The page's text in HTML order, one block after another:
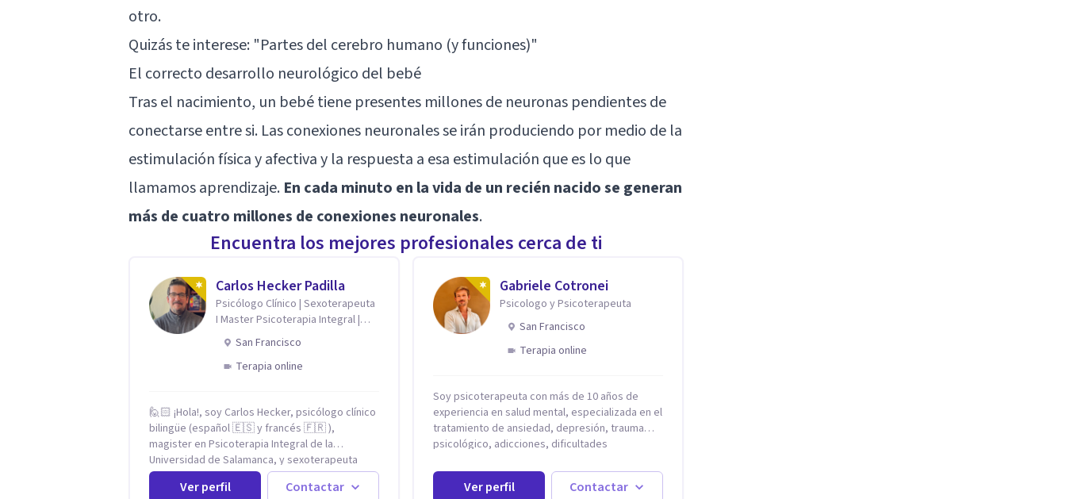
otro.
Quizás te interese: "Partes del cerebro humano (y funciones)"
El correcto desarrollo neurológico del bebé
Tras el nacimiento, un bebé tiene presentes millones de neuronas pendientes de
conectarse entre si. Las conexiones neuronales se irán produciendo por medio de la
estimulación física y afectiva y la respuesta a esa estimulación que es lo que
llamamos aprendizaje. En cada minuto en la vida de un recién nacido se generan
más de cuatro millones de conexiones neuronales.
Encuentra los mejores profesionales cerca de ti
Carlos Hecker Padilla
Psicólogo Clínico | Sexoterapeuta
I Master Psicoterapia Integral |
Terapeuta de Pareja
San Francisco
Terapia online
🙋🏻 ¡Hola!, soy Carlos Hecker, psicólogo clínico
bilingüe (español 🇪🇸 y francés 🇫🇷 ),
magister en Psicoterapia Integral de la
Universidad de Salamanca, y sexoterapeuta
certificado en Francia. Trabajo con personas
que sienten que algo en su vida dejó de calzar:
Ver perfil Contactar
Gabriele Cotronei
Psicologo y Psicoterapeuta
San Francisco
Terapia online
Soy psicoterapeuta con más de 10 años de
experiencia en salud mental, especializada en el
tratamiento de ansiedad, depresión, trauma
psicológico, adicciones, dificultades
tempranas adversas. Ofrezco un espacio
terapéutico seguro, confidencial y
Ver perfil Contactar